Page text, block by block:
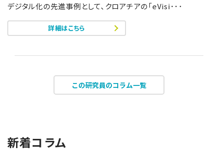
デジタル化の先進事例として、クロアチアの「eVisi･･･
詳細はこちら
この研究員のコラム一覧
新着コラム